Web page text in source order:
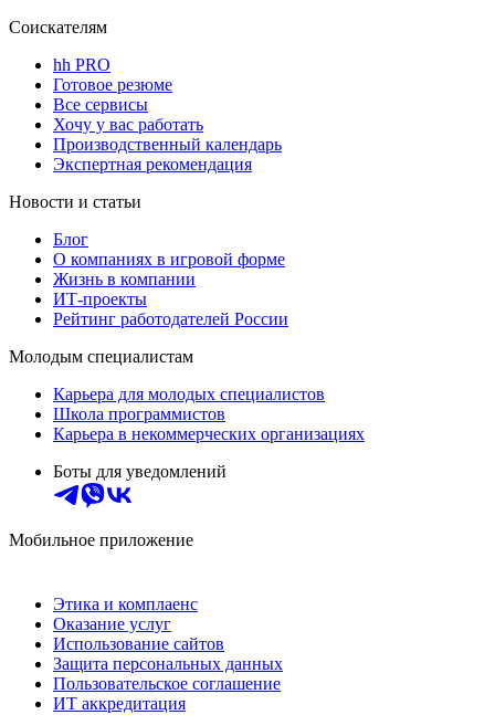
Соискателям
hh PRO
Готовое резюме
Все сервисы
Хочу у вас работать
Производственный календарь
Экспертная рекомендация
Новости и статьи
Блог
О компаниях в игровой форме
Жизнь в компании
ИТ-проекты
Рейтинг работодателей России
Молодым специалистам
Карьера для молодых специалистов
Школа программистов
Карьера в некоммерческих организациях
Боты для уведомлений
Мобильное приложение
Этика и комплаенс
Оказание услуг
Использование сайтов
Защита персональных данных
Пользовательское соглашение
ИТ аккредитация